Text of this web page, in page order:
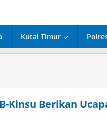
Kutai Timur
Kinsu Berikan